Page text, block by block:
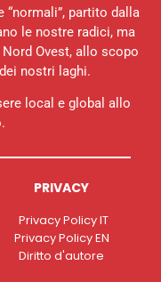
partito dalla
le nostre radici, ma
Ovest, allo scopo
nostri laghi.
local e global allo
PRIVACY
Privacy Policy IT
Privacy Policy EN
Diritto d'autore